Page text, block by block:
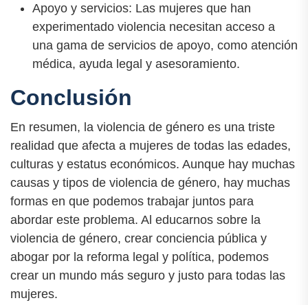
Apoyo y servicios: Las mujeres que han
experimentado violencia necesitan acceso a
una gama de servicios de apoyo, como atención
médica, ayuda legal y asesoramiento.
Conclusión
En resumen, la violencia de género es una triste
realidad que afecta a mujeres de todas las edades,
culturas y estatus económicos. Aunque hay muchas
causas y tipos de violencia de género, hay muchas
formas en que podemos trabajar juntos para
abordar este problema. Al educarnos sobre la
violencia de género, crear conciencia pública y
abogar por la reforma legal y política, podemos
crear un mundo más seguro y justo para todas las
mujeres.